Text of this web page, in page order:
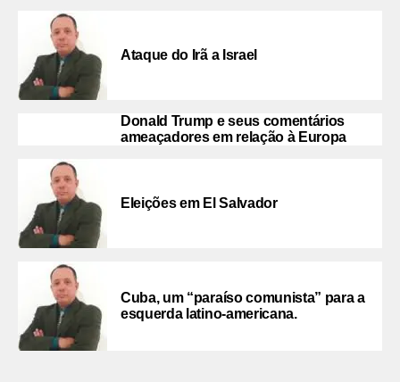
Ataque do Irã a Israel
Donald Trump e seus comentários
ameaçadores em relação à Europa
Eleições em El Salvador
Cuba, um “paraíso comunista” para a
esquerda latino-americana.